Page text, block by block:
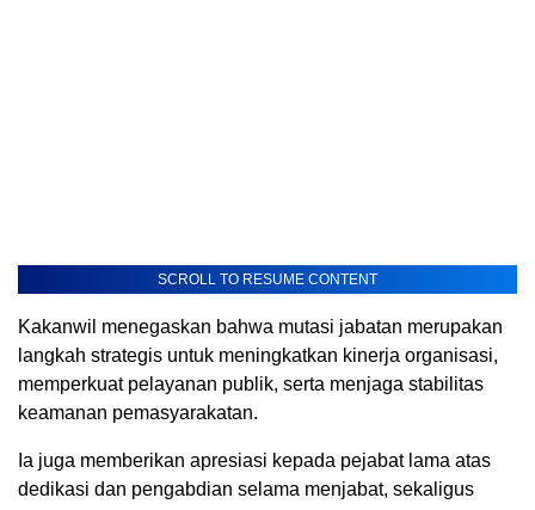
SCROLL TO RESUME CONTENT
Kakanwil menegaskan bahwa mutasi jabatan merupakan
langkah strategis untuk meningkatkan kinerja organisasi,
memperkuat pelayanan publik, serta menjaga stabilitas
keamanan pemasyarakatan.
Ia juga memberikan apresiasi kepada pejabat lama atas
dedikasi dan pengabdian selama menjabat, sekaligus